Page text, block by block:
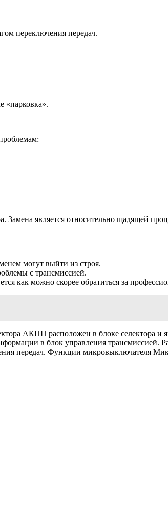
переключения передач.
«парковка».
Замена является относительно щадящей
могут выйти из строя.
с трансмиссией.
как можно скорее обратиться за
АКПП расположен в блоке селектора и
в блок управления
передач. Функции микровыключателя